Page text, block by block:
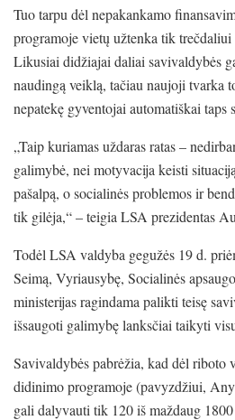
Tuo tarpu dėl nepakankamo
programoje vietų užtenka tik
Likusiai didžiajai daliai savivaldybės
naudingą veiklą, tačiau naujoji tvarka
nepatekę gyventojai automatiškai taps
„Taip kuriamas uždaras ratas –
galimybė, nei motyvacija keisti
pašalpą, o socialinės problemos ir
tik gilėja,“ – teigia LSA prezidentas
Todėl LSA valdyba gegužės 19 d.
Seimą, Vyriausybę, Socialinės
ministerijas ragindama palikti teisę
išsaugoti galimybę lanksčiai taikyti
Savivaldybės pabrėžia, kad dėl riboto
didinimo programoje (pavyzdžiui,
gali dalyvauti tik 120 iš maždaug